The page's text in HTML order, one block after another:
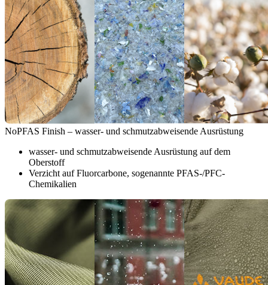
NoPFAS Finish – wasser- und schmutzabweisende Ausrüstung
wasser- und schmutzabweisende Ausrüstung auf dem
Oberstoff
Verzicht auf Fluorcarbone, sogenannte PFAS-/PFC-
Chemikalien